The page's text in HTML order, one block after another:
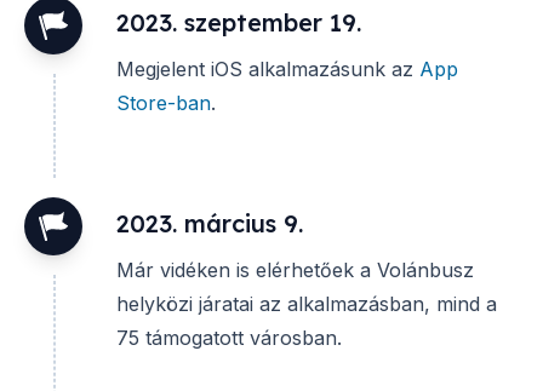
2023. szeptember 19.
Megjelent iOS alkalmazásunk az App
Store-ban.
2023. március 9.
Már vidéken is elérhetőek a Volánbusz
helyközi járatai az alkalmazásban, mind a
75 támogatott városban.